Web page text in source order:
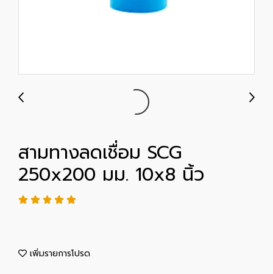
สามทางลดเชื่อม SCG
250x200 มม. 10x8 นิ้ว
เพิ่มรายการโปรด